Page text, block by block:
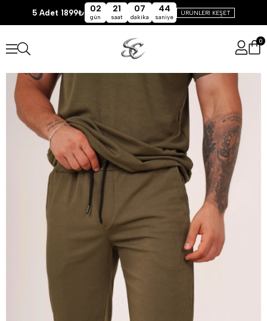
5 Adet 1899₺ 02
gün
21
saat
07
dakika
44
saniye
ÜRÜNLERİ KEŞET
0